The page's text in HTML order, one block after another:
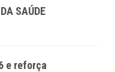
SAÚDE
e reforça